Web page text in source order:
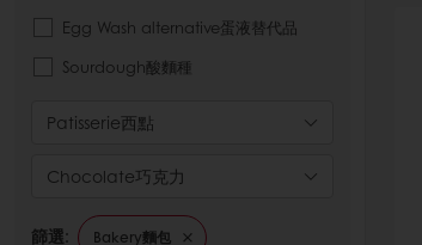
Egg Wash alternative蛋液替代品
Sourdough酸麵種
Patisserie西點
Chocolate巧克力
篩選: Bakery麵包